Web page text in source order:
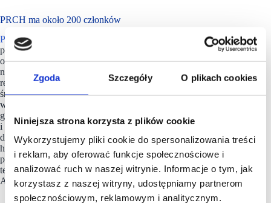
Zgoda Szczegóły O plikach cookies
Niniejsza strona korzysta z plików cookie
Wykorzystujemy pliki cookie do spersonalizowania treści
i reklam, aby oferować funkcje społecznościowe i
analizować ruch w naszej witrynie. Informacje o tym, jak
korzystasz z naszej witryny, udostępniamy partnerom
społecznościowym, reklamowym i analitycznym.
PRCH ma około 200 członków
Polska Rada Centrów Handlowych
(PRCH) jest największym
polskim stowarzyszeniem branży centrów handlowych. Działa
od ponad 20 lat, zrzeszając około 200 firm, w tym
największych właścicieli i zarządców. Misją PRCH jest
reprezentowanie interesów swoich członków, integracja
środowiska oraz tworzenie platformy dialogu zarówno
wewnątrz branży, jak i z jej otoczeniem, będąc merytorycznym
głosem sektora w sprawach istotnych dla handlu stacjonarnego
i nieruchomości handlowych.PRCHdostarcza rzetelnych
danych na temat odwiedzalności i obrotów obiektów
handlowych, publikuje raporty o stanie rynku, prowadzi
projekty badawcze, promuje najlepsze praktyki rynkowe. Jest
też organizatorem konkursu i corocznej gali PRCH Retail
Awards.